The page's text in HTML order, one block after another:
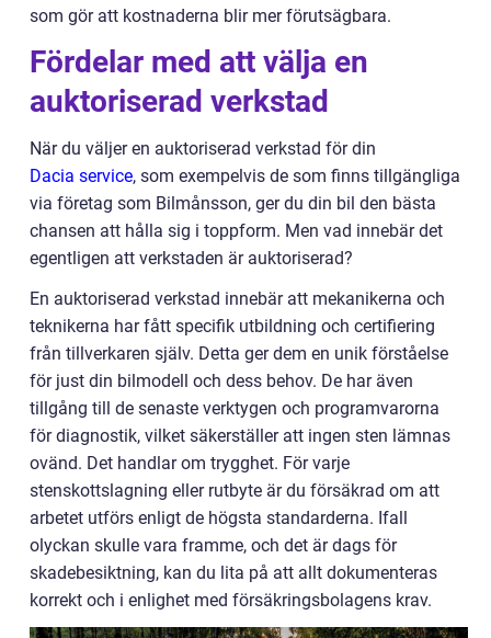
som gör att kostnaderna blir mer förutsägbara.
Fördelar med att välja en
auktoriserad verkstad
När du väljer en auktoriserad verkstad för din
Dacia service, som exempelvis de som finns tillgängliga
via företag som Bilmånsson, ger du din bil den bästa
chansen att hålla sig i toppform. Men vad innebär det
egentligen att verkstaden är auktoriserad?
En auktoriserad verkstad innebär att mekanikerna och
teknikerna har fått specifik utbildning och certifiering
från tillverkaren själv. Detta ger dem en unik förståelse
för just din bilmodell och dess behov. De har även
tillgång till de senaste verktygen och programvarorna
för diagnostik, vilket säkerställer att ingen sten lämnas
ovänd. Det handlar om trygghet. För varje
stenskottslagning eller rutbyte är du försäkrad om att
arbetet utförs enligt de högsta standarderna. Ifall
olyckan skulle vara framme, och det är dags för
skadebesiktning, kan du lita på att allt dokumenteras
korrekt och i enlighet med försäkringsbolagens krav.